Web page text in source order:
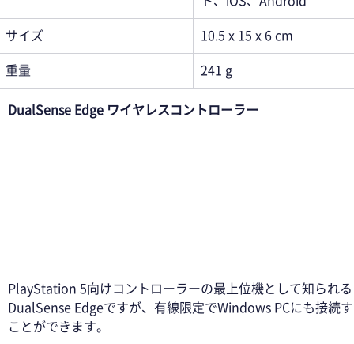
サイズ 10.5 x 15 x 6 cm
重量 241 g
DualSense Edge ワイヤレスコントローラー
PlayStation 5向けコントローラーの最上位機として知られる
DualSense Edgeですが、有線限定でWindows PCにも接続
ことができます。